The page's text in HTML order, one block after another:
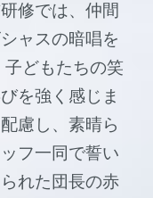
修では、仲間
ャスの暗唱を
どもたちの笑
を強く感じま
慮し、素晴ら
フ一同で誓い
れた団長の赤